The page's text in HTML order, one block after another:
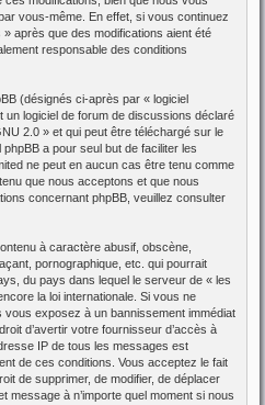
vous-même. En effet, si vous continuez
après que des modifications aient été
responsable des conditions
(désignés ci-après par « logiciel
un logiciel de forum de discussions déclaré
2.0 » et qui peut être téléchargé sur le
a pour seul but de faciliter les
ne peut en aucun cas être tenu comme
que nous acceptons et que nous
concernant phpBB, veuillez consulter
à caractère abusif, obscène,
pornographique, etc. qui pourrait
du pays dans lequel le serveur de « les
la loi internationale. Si vous ne
exposez à un bannissement immédiat
d’avertir votre fournisseur d’accès à
IP de tous les messages est
de ces conditions. Vous acceptez le fait
de supprimer, de modifier, de déplacer
message à n’importe quel moment si nous